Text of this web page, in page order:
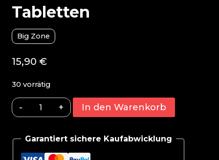
Tabletten
Big Zone
15,90 €
30 vorrätig
Big
Zone
Bisglycinat
150
In den Warenkorb
Garantiert sichere Kaufabwicklung